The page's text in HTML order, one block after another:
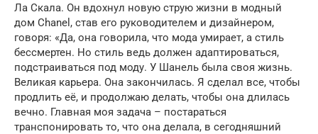
Ла Скала. Он вдохнул новую струю жизни в модный
дом Chanel, став его руководителем и дизайнером,
говоря: «Да, она говорила, что мода умирает, а стиль
бессмертен. Но стиль ведь должен адаптироваться,
подстраиваться под моду. У Шанель была своя жизнь.
Великая карьера. Она закончилась. Я сделал все, чтобы
продлить её, и продолжаю делать, чтобы она длилась
вечно. Главная моя задача – постараться
транспонировать то, что она делала, в сегодняшний